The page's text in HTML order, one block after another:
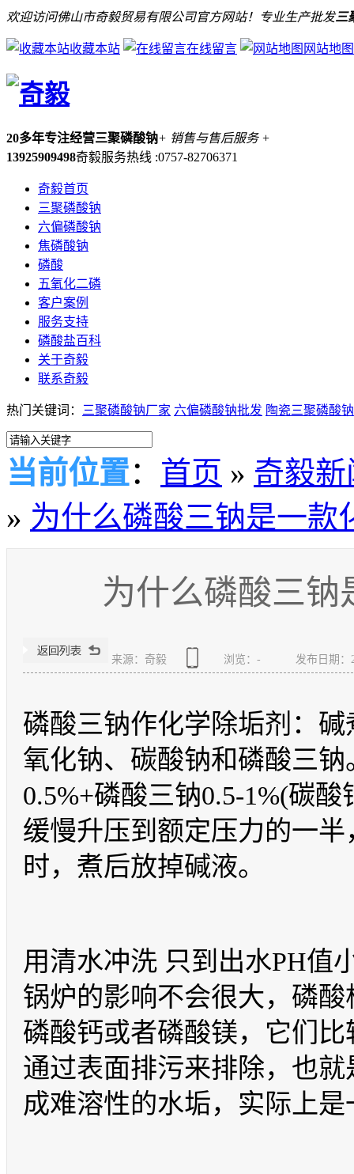
欢迎访问佛山市奇毅贸易有限公司官方网站！专业生产批发三
收藏本站 在线留言 网站地图
20多年专注经营三聚磷酸钠+ 销售与售后服务 +
13925909498奇毅服务热线 :0757-82706371
奇毅首页
三聚磷酸钠
六偏磷酸钠
焦磷酸钠
磷酸
五氧化二磷
客户案例
服务支持
磷酸盐百科
关于奇毅
联系奇毅
热门关键词： 三聚磷酸钠厂家 六偏磷酸钠批发 陶瓷三聚磷酸钠
当前位置： 首页 » 奇毅
» 为什么磷酸三钠是一款
为什么磷酸三钠
来源：奇毅 浏览： - 发布日期：
磷酸三钠作化学除垢剂：
氧化钠、碳酸钠和磷酸三
0.5%+磷酸三钠0.5-1%(碳
缓慢升压到额定压力的一
时，煮后放掉碱液。
用清水冲洗 只到出水PH值
锅炉的影响不会很大，磷
磷酸钙或者磷酸镁，它们
通过表面排污来排除，也
成难溶性的水垢，实际上